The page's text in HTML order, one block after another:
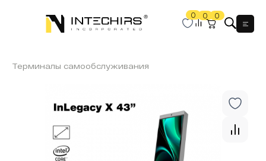
0 0 0
Терминалы самообслуживания